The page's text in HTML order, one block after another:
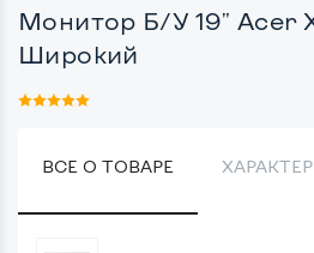
Монитор Б/У 19" Acer
Широкий
ВСЕ О ТОВАРЕ